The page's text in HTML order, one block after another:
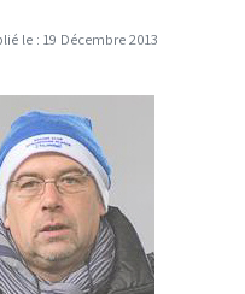
le : 19 Décembre 2013